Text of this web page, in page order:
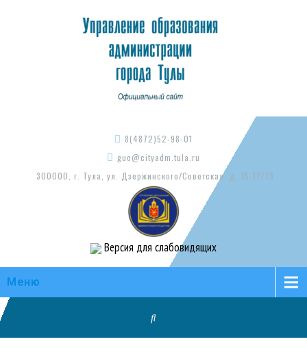
8(4872)52-98-01
guo@cityadm.tula.ru
300000, г. Тула, ул. Дзержинского/Советская, д. 15-17/73
Версия для слабовидящих
Меню